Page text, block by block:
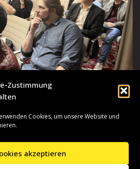
Zustimmung
Cookies, um unsere Website und
akzeptieren
WordPress